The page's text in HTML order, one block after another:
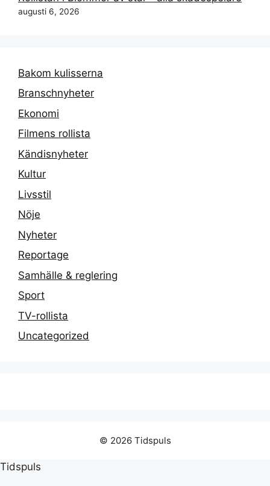
augusti 6, 2026
Bakom kulisserna
Branschnyheter
Ekonomi
Filmens rollista
Kändisnyheter
Kultur
Livsstil
Nöje
Nyheter
Reportage
Samhälle & reglering
Sport
TV-rollista
Uncategorized
© 2026 Tidspuls
Tidspuls